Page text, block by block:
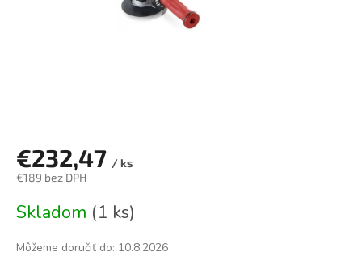
€232,47 / ks
€189 bez DPH
cena:
Skladom (1 ks)
Môžeme doručiť do: 10.8.2026